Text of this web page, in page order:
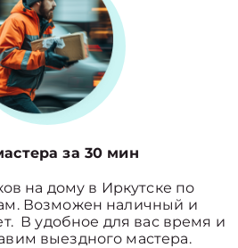
за 30 мин
на дому в Иркутске по
Возможен наличный и
В удобное для вас время и
выездного мастера.